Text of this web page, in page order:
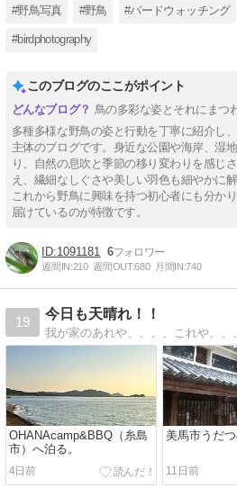
#野鳥写真 #野鳥 #バードウォッチング
#birdphotography
このブログのここがポイント
鳥の多彩な姿とそれにまつ
多種多様な野鳥の姿と行動を丁寧に紹介し
主体のブログです。身近な公園や海岸、湿
り、自然の息吹と季節の移り変わりを感じ
え、繊細なしぐさや美しい羽色も細やかに
これから野鳥に興味を持つ初心者にも分か
届けているのが特徴です。
1091181 6
週間IN:210 週間OUT:680 月間IN:740
19
今日も天晴れ！！
我が家のあれや、、、、これや、、、
OHANAcamp&BBQ（糸島
市）へ泊る。
4日前
美馬市うだ
11日前